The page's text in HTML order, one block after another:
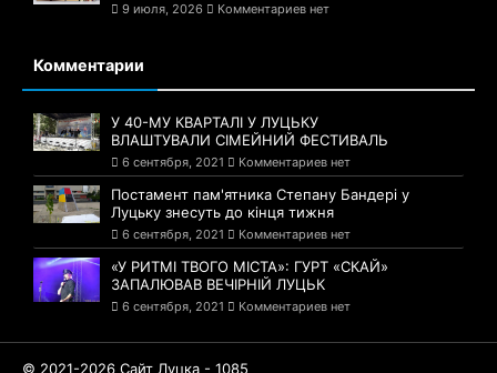
9 июля, 2026 Комментариев нет
Комментарии
У 40-МУ КВАРТАЛІ У ЛУЦЬКУ
ВЛАШТУВАЛИ СІМЕЙНИЙ ФЕСТИВАЛЬ
6 сентября, 2021 Комментариев нет
Постамент пам'ятника Степану Бандері у
Луцьку знесуть до кінця тижня
6 сентября, 2021 Комментариев нет
«У РИТМІ ТВОГО МІСТА»: ГУРТ «СКАЙ»
ЗАПАЛЮВАВ ВЕЧІРНІЙ ЛУЦЬК
6 сентября, 2021 Комментариев нет
© 2021-2026 Сайт Луцка - 1085